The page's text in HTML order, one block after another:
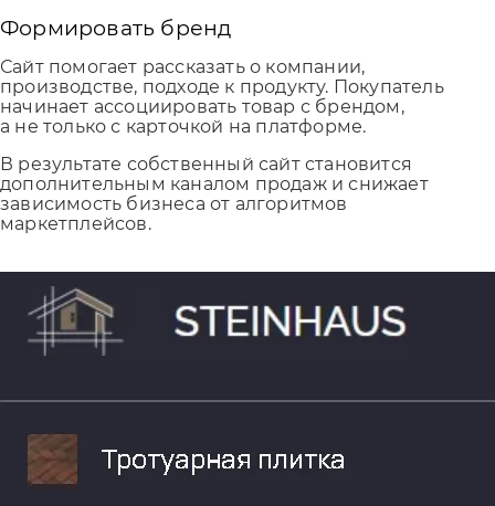
Формировать бренд
Сайт помогает рассказать о компании,
производстве, подходе к продукту. Покупатель
начинает ассоциировать товар с брендом,
а не только с карточкой на платформе.
В результате собственный сайт становится
дополнительным каналом продаж и снижает
зависимость бизнеса от алгоритмов
маркетплейсов.